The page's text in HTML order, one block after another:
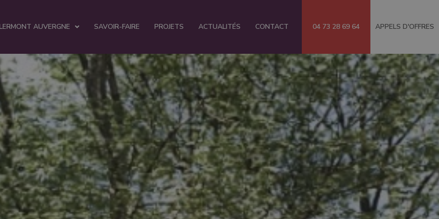
AUVERGNE SAVOIR-FAIRE PROJETS ACTUALITÉS CONTACT 04 73 28 69 64 APPELS D'OFFRES